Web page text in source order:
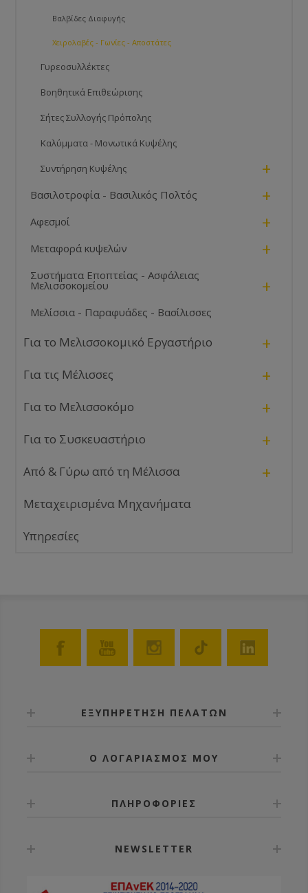
Βαλβίδες Διαφυγής
Χειρολαβές - Γωνίες - Αποστάτες
Γυρεοσυλλέκτες
Βοηθητικά Επιθεώρισης
Σήτες Συλλογής Πρόπολης
Καλύμματα - Μονωτικά Κυψέλης
Συντήρηση Κυψέλης +
Βασιλοτροφία - Βασιλικός Πολτός +
Αφεσμοί +
Μεταφορά κυψελών +
Συστήματα Εποπτείας - Ασφάλειας
Μελισσοκομείου +
Μελίσσια - Παραφυάδες - Βασίλισσες
Για το Μελισσοκομικό Εργαστήριο +
Για τις Μέλισσες +
Για το Μελισσοκόμο +
Για το Συσκευαστήριο +
Από & Γύρω από τη Μέλισσα +
Μεταχειρισμένα Μηχανήματα
Υπηρεσίες
ΕΞΥΠΗΡΕΤΗΣΗ ΠΕΛΑΤΩΝ
Ο ΛΟΓΑΡΙΑΣΜΟΣ ΜΟΥ
ΠΛΗΡΟΦΟΡΙΕΣ
NEWSLETTER